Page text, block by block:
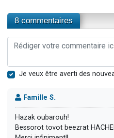
8 commentaires
Je veux être averti des
Famille S.
Hazak oubarouh!
Bessorot tovot beezrat